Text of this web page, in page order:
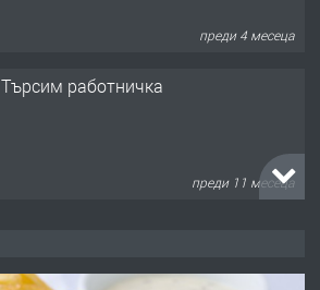
преди 4 месеца
Търсим работничка
преди 11 месеца